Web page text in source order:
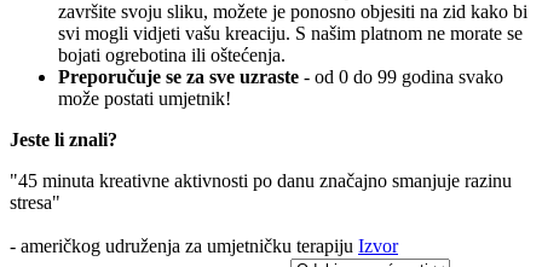
završite svoju sliku, možete je ponosno objesiti na zid kako bi
svi mogli vidjeti vašu kreaciju. S našim platnom ne morate se
bojati ogrebotina ili oštećenja.
Preporučuje se za sve uzraste - od 0 do 99 godina svako
može postati umjetnik!
Jeste li znali?
"45 minuta kreativne aktivnosti po danu značajno smanjuje razinu
stresa"
- američkog udruženja za umjetničku terapiju Izvor